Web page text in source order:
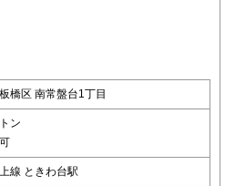
橋区 南常盤台1丁目
ン
線 ときわ台駅